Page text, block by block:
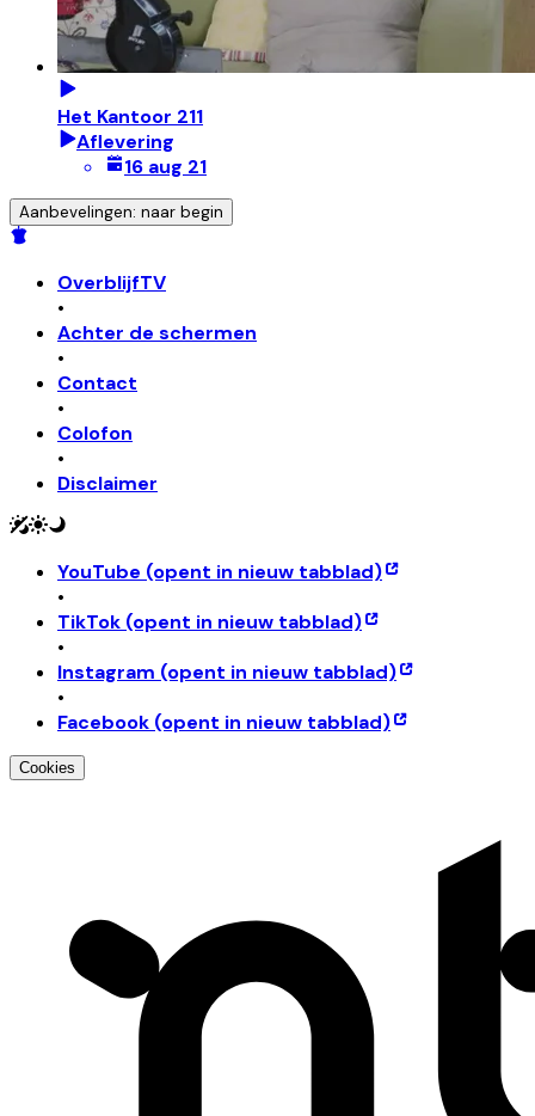
Het Kantoor 211
Aflevering
16 aug 21
Aanbevelingen: naar begin
OverblijfTV
•
Achter de schermen
•
Contact
•
Colofon
•
Disclaimer
YouTube (opent in nieuw tabblad)
•
TikTok (opent in nieuw tabblad)
•
Instagram (opent in nieuw tabblad)
•
Facebook (opent in nieuw tabblad)
Cookies